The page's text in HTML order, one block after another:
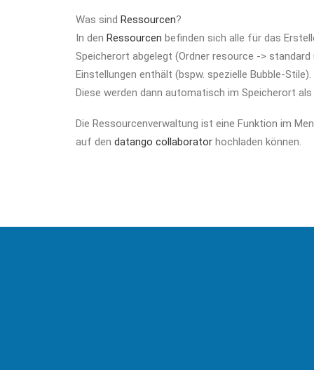
Was sind Ressourcen?
In den Ressourcen befinden sich alle für das
Speicherort abgelegt (Ordner resource ->
Einstellungen enthält (bspw. spezielle Bubble-
Diese werden dann automatisch im Speicherort
Die Ressourcenverwaltung ist eine Funktion im
auf den datango collaborator hochladen können.